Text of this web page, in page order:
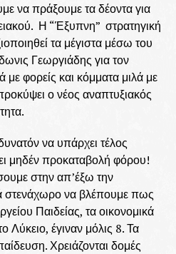
να πράξουμε τα δέοντα για
Η “Έξυπνη” στρατηγική
τα μέγιστα μέσω του
Γεωργιάδης για τον
με φορείς και κόμματα μιλά με
ο νέος αναπτυξιακός
να υπάρχει τέλος
μηδέν προκαταβολή φόρου!
στην απ’έξω την
στενάχωρο να βλέπουμε πως
Παιδείας, τα οικονομικά
έγιναν μόλις 8. Τα
Χρειάζονται δομές